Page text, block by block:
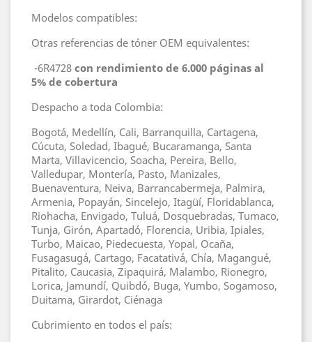
Modelos compatibles:
Otras referencias de tóner OEM equivalentes:
-6R4728 con rendimiento de 6.000 páginas al
5% de cobertura
Despacho a toda Colombia:
Bogotá, Medellín, Cali, Barranquilla, Cartagena,
Cúcuta, Soledad, Ibagué, Bucaramanga, Santa
Marta, Villavicencio, Soacha, Pereira, Bello,
Valledupar, Montería, Pasto, Manizales,
Buenaventura, Neiva, Barrancabermeja, Palmira,
Armenia, Popayán, Sincelejo, Itagüí, Floridablanca,
Riohacha, Envigado, Tuluá, Dosquebradas, Tumaco,
Tunja, Girón, Apartadó, Florencia, Uribia, Ipiales,
Turbo, Maicao, Piedecuesta, Yopal, Ocaña,
Fusagasugá, Cartago, Facatativá, Chía, Magangué,
Pitalito, Caucasia, Zipaquirá, Malambo, Rionegro,
Lorica, Jamundí, Quibdó, Buga, Yumbo, Sogamoso,
Duitama, Girardot, Ciénaga
Cubrimiento en todos el país: